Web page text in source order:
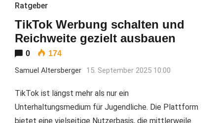
Ratgeber
TikTok Werbung schalten und
Reichweite gezielt ausbauen
0 174
Samuel Altersberger 15. September 2025 10:00
TikTok ist längst mehr als nur ein
Unterhaltungsmedium für Jugendliche. Die Plattform
bietet eine vielseitige Nutzerbasis, die mittlerweile